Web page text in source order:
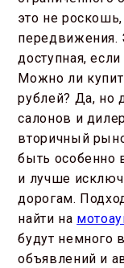
это не
передвижения.
доступная,
Можно ли
рублей? Да, но
салонов и
вторичный
быть особенно
и лучше
дорогам.
найти на
будут немного
объявлений и